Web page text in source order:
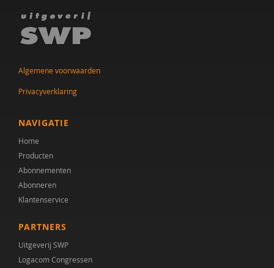
Dr. A.A. Spek
Mw. A.A. Spek
Esther A.M. Neidt
Cisco Aerts
Manna A. Alma
Monika Althaus
Mw. AM. Kruishoop
Catharina Anna Verschoor
Algemene voorwaarden
Privacyverklaring
NAVIGATIE
Home
Producten
Abonnementen
Abonneren
Klantenservice
PARTNERS
Uitgeverij SWP
Logacom Congressen